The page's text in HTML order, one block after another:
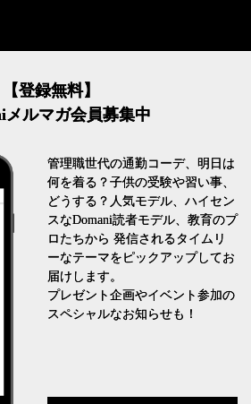
【登録無料】
メルマガ会員募集中
管理職世代の通勤コーデ、明日は
何を着る？子供の受験や習い事、
どうする？人気モデル、ハイセン
スなDomani読者モデル、教育のプ
ロたちから 発信されるタイムリ
ーなテーマをピックアップしてお
届けします。
プレゼント企画やイベント参加の
スペシャルなお知らせも！